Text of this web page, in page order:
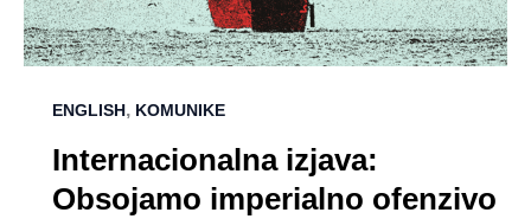
ENGLISH, KOMUNIKE
Internacionalna izjava:
Obsojamo imperialno ofenzivo